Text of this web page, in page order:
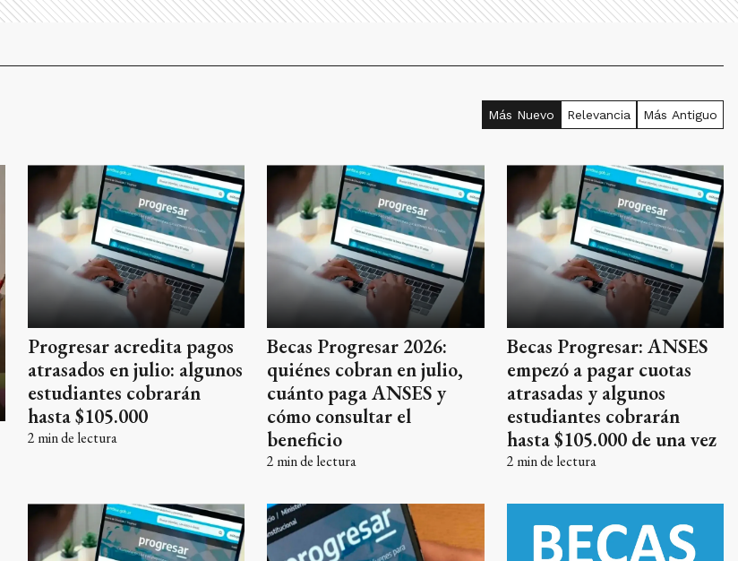
Más Nuevo Relevancia Más Antiguo
Progresar acredita pagos
atrasados en julio: algunos
estudiantes cobrarán
hasta $105.000
2 min de lectura
Becas Progresar 2026:
quiénes cobran en julio,
cuánto paga ANSES y
cómo consultar el
beneficio
2 min de lectura
Becas Progresar: ANSES
empezó a pagar cuotas
atrasadas y algunos
estudiantes cobrarán
hasta $105.000 de una vez
2 min de lectura